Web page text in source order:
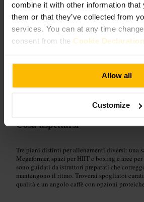
combine it with other information that
them or that they’ve collected from
services. You can at any time
consent from the Cookie Declaration
Allow all
Customize
“Allenamento mirato,
Adatto a
#Palestra #Pilates #Lagree #Allenamento
Cosa aspettarsi
Tre piani distinti per allenamenti diversi: una
Megaformer, spazi per HIIT e boxing e aree per
sono guidati da istruttori preparati che
mantengono il ritmo. Troverai spogliatoi
qualità e un angolo caffè con opzioni